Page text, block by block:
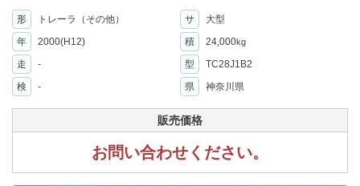
形 トレーラ（その他） サ
大型
年
2000(H12) 積 24,000kg
走 - 型
TC28J1B2
検
- 県 神奈川県
販売価格
お問い合わせください。